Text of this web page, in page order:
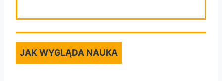
JAK WYGLĄDA NAUKA